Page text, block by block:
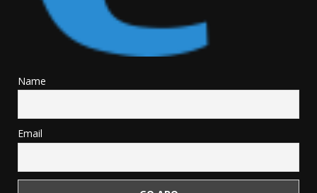
Name
Email